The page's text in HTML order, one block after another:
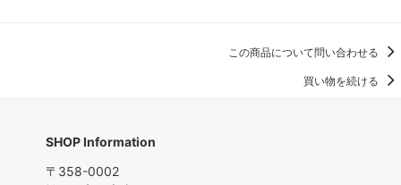
この商品について問い合わせる
買い物を続ける
SHOP Information
〒358-0002